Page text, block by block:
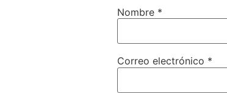
Nombre *
Correo electrónico *